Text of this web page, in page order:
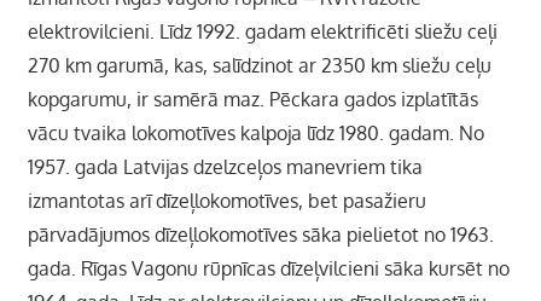
elektrovilcieni. Līdz 1992. gadam elektrificēti sliežu ceļi
270 km garumā, kas, salīdzinot ar 2350 km sliežu ceļu
kopgarumu, ir samērā maz. Pēckara gados izplatītās
vācu tvaika lokomotīves kalpoja līdz 1980. gadam. No
1957. gada Latvijas dzelzceļos manevriem tika
izmantotas arī dīzeļlokomotīves, bet pasažieru
pārvadājumos dīzeļlokomotīves sāka pielietot no 1963.
gada. Rīgas Vagonu rūpnīcas dīzeļvilcieni sāka kursēt no